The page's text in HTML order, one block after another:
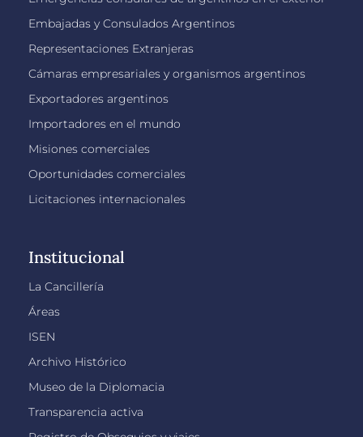
Embajadas y Consulados Argentinos
Representaciones Extranjeras
Cámaras empresariales y organismos argentinos
Exportadores argentinos
Importadores en el mundo
Misiones comerciales
Oportunidades comerciales
Licitaciones internacionales
Institucional
La Cancillería
Áreas
ISEN
Archivo Histórico
Museo de la Diplomacia
Transparencia activa